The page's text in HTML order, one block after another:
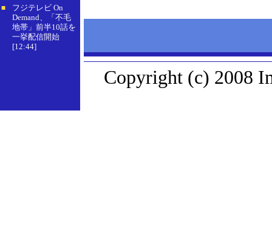
■
フジテレビ On
Demand、「不毛
地帯」前半10話を
一挙配信開始
[12:44]
Copyright (c) 2008